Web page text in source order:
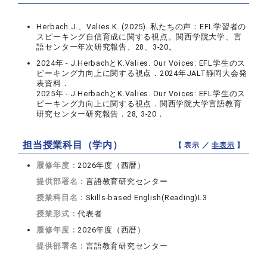
Herbach J.、Valies K. (2025). 私たちの声：EFL学習者の
スピーキング自信育成に関する視点。関西学院大学、言
語センター年次研究報告、28、3-20。
2024年 - J.HerbachとK.Valies. Our Voices: EFL学生のス
ピーキング力向上に関する視点．2024年JALT静岡大会発
表資料．
2025年 - J.HerbachとK.Valies. Our Voices: EFL学生のス
ピーキング力向上に関する視点．関西学院大学言語教育
研究センター研究報告．28, 3-20．
担当授業科目（学内） 【 表示 ／非表示 】
履修年度：2026年度（西暦）
提供部署名：言語教育研究センター
授業科目名： Skills-based English(Reading)L3
授業形式：代表者
履修年度：2026年度（西暦）
提供部署名：言語教育研究センター